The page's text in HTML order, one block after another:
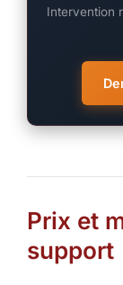
Intervention
Prix et
support